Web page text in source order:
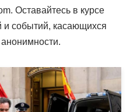
Оставайтесь в курсе
событий, касающихся